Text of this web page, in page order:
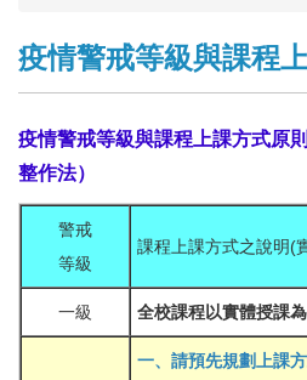
疫情警戒等級與課程
疫情警戒等級與課程上課方式原
整作法）
警戒
等級
課程上課方式之說明(
一級 全校課程以實體授課
一、請預先規劃上課